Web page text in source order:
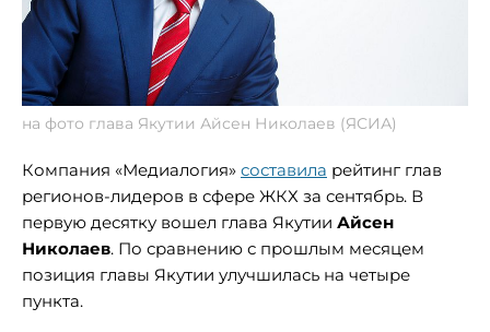
на фото глава Якутии Айсен Николаев (ЯСИА)
Компания «Медиалогия» составила рейтинг глав
регионов-лидеров в сфере ЖКХ за сентябрь. В
первую десятку вошел глава Якутии Айсен
Николаев. По сравнению с прошлым месяцем
позиция главы Якутии улучшилась на четыре
пункта.